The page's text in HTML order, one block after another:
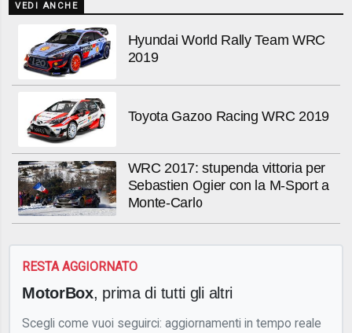
VEDI ANCHE
Hyundai World Rally Team WRC
2019
Toyota Gazoo Racing WRC 2019
WRC 2017: stupenda vittoria per
Sebastien Ogier con la M-Sport a
Monte-Carlo
RESTA AGGIORNATO
MotorBox, prima di tutti gli altri
Scegli come vuoi seguirci: aggiornamenti in tempo reale